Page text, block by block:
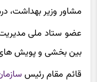
مشاور وزیر بهداشت،
عضو ستاد ملی
بین بخشی و پویش های
قائم مقام رئیس